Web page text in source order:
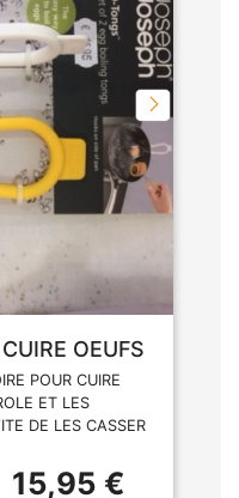
OEUFS
POUR CUIRE
ET LES
DE LES CASSER
15,95 €